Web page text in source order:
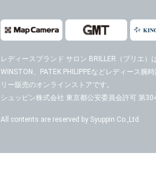
レディースブランド サロン BRILLER（ブリエ）
WINSTON、PATEK PHILIPPEなどレディース腕
リー販売のオンラインストアです。
シュッピン株式会社 東京都公安委員会許可 第
All contents are reserved by Syuppin Co.,Ltd.